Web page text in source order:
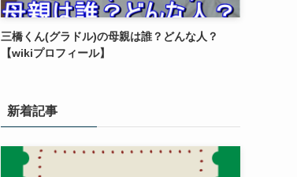
三橋くん(グラドル)の母親は誰？どんな人？
【wikiプロフィール】
新着記事